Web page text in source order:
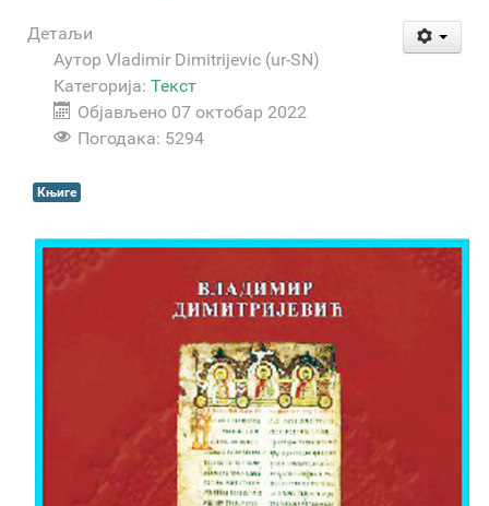
Детаљи
Аутор Vladimir Dimitrijevic (ur-SN)
Категорија: Текст
Објављено 07 октобар 2022
Погодака: 5294
Књиге